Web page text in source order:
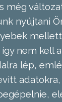
még
nyújtani
nem kell
lép,